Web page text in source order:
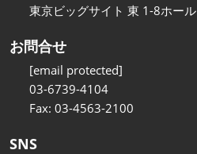
東京ビッグサイト 東 1-8ホール
お問合せ
[email protected]
03-6739-4104
Fax: 03-4563-2100
SNS